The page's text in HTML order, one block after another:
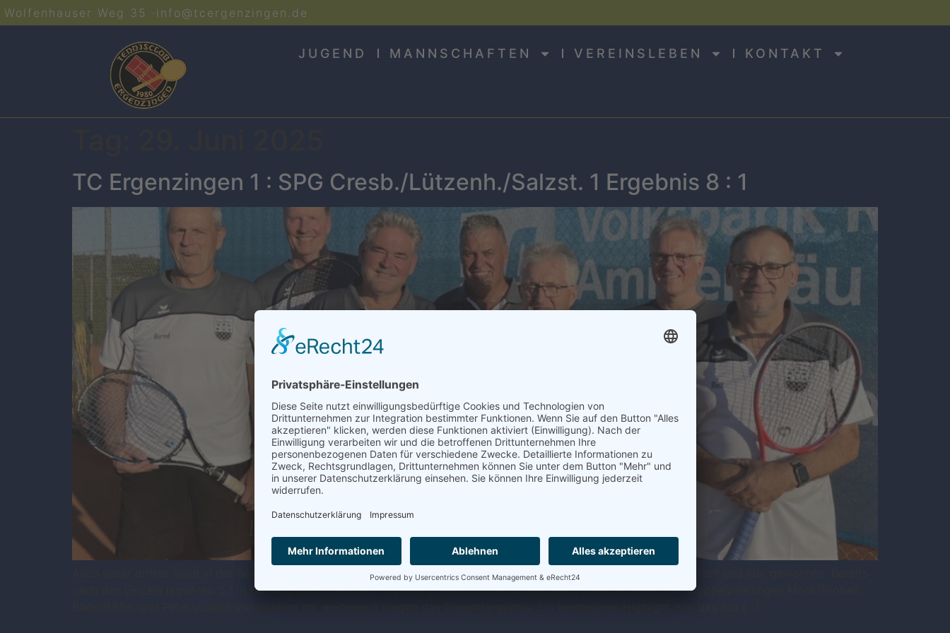
Wolfenhauser Weg 35 · info@tcergenzingen.de
JUGEND MANNSCHAFTEN VEREINSLEBEN KONTAKT
TC Ergenzingen 1 : SPG Cresb./Lützenh./Salzst. 1 Ergebnis 8 : 1
Auch unser drittes Spiel in der Bezirksliga, ausgetragen bei heißen Temperaturen auf unserer Heimanlage, wurde deutlich und klar gewonnen. Bereits
nach den Einzeln lagen wir 5:1 in Führung und hatten den Tagessieg somit frühzeitig gesichert. Die anschließenden Doppelpaarungen Möck/Brobeil,